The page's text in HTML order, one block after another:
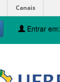
Canais
Entrar em: